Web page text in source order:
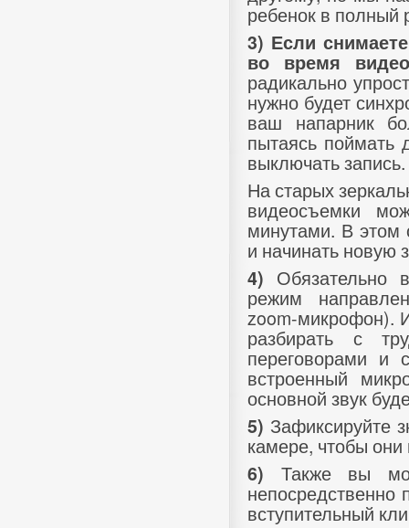
ребенок в полный
3) Если
во время
радикально
нужно будет
ваш напарник
пытаясь поймать
выключать
На старых
видеосъемки
минутами. В этом
и начинать новую
4) Обязательно
режим
zoom-микрофон).
разбирать с
переговорами и
встроенный
основной звук
5) Зафиксируйте
камере, чтобы
6) Также вы
непосредственно
вступительный